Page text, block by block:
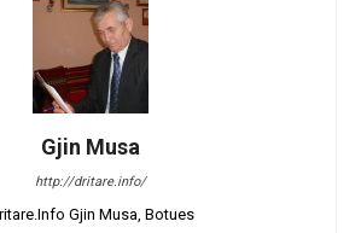
Gjin Musa
http://dritare.info/
Gjin Musa, Botues